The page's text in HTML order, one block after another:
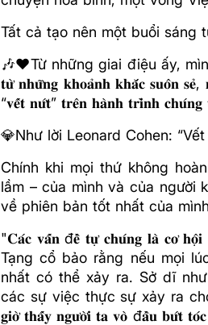
Tất cả tạo nên một buổi sáng
🎶❤️Từ những giai điệu ấy,
𝐭𝐮̛̀ 𝐧𝐡𝐮̛̃𝐧𝐠 𝐤𝐡𝐨𝐚̉𝐧𝐡 𝐤𝐡𝐚̆́𝐜 𝐬𝐮𝐨̂𝐧
“𝐯𝐞̂́𝐭 𝐧𝐮̛́𝐭” 𝐭𝐫𝐞̂𝐧 𝐡𝐚̀𝐧𝐡 𝐭𝐫𝐢̀𝐧𝐡
💎Như lời Leonard Cohen:
Chính khi mọi thứ không
lầm – của mình và của người
về phiên bản tốt nhất của
"𝐂𝐚́𝐜 𝐯𝐚̂́𝐧 đ𝐞̂̀ 𝐭𝐮̛̣ 𝐜𝐡𝐮́𝐧𝐠 𝐥𝐚̀ 𝐜𝐨̛
Tạng cổ bảo rằng nếu mọi
nhất có thể xảy ra. Sở dĩ
các sự việc thực sự xảy ra
𝐠𝐢𝐨̛̀ 𝐭𝐡𝐚̂́𝐲 𝐧𝐠𝐮̛𝐨̛̀𝐢 𝐭𝐚 𝐯𝐨̀ đ𝐚̂̀𝐮 𝐛𝐮̛́𝐭